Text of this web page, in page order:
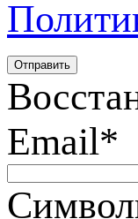
Email*